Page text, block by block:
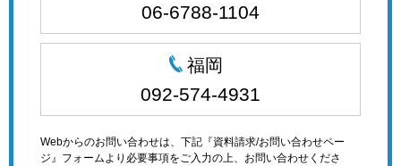
06-6788-1104
福岡
092-574-4931
Webからのお問い合わせは、下記『資料請求/お問い合わせペー
ジ』フォームより必要事項をご入力の上、お問い合わせくださ